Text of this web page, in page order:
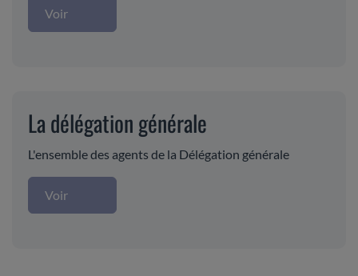
Voir
La délégation générale
L'ensemble des agents de la Délégation générale
Voir